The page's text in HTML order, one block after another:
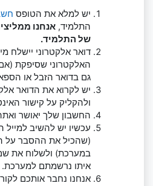
יש למלא את הטופס
התלמיד, אנחנו
של התלמיד.
דואר אלקטרוני יישלח
האלקטרוני שסיפקת
גם בדואר הזבל או
יש לקרוא את הדואר
ולהקליק על קישור
החשבון שלך יאושר
עכשיו יש להשיב
(שהכיל את ההסבר על
במערכת) ולשלוח את
איתו נרשמתם למערכת.
אנחנו נחבר אותכם